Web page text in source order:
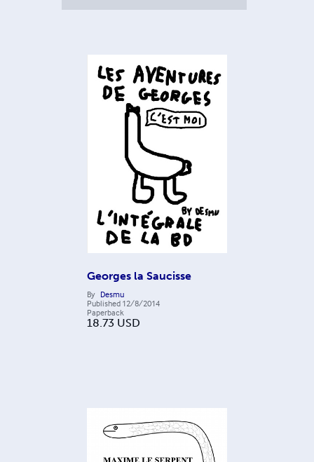
Georges la Saucisse
By Desmu
Published 12/8/2014
Paperback
18.73 USD